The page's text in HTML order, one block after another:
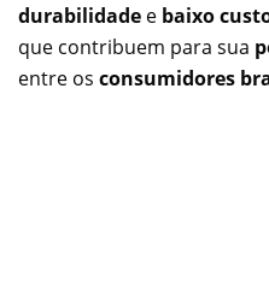
durabilidade e baixo
que contribuem para sua
entre os consumidores